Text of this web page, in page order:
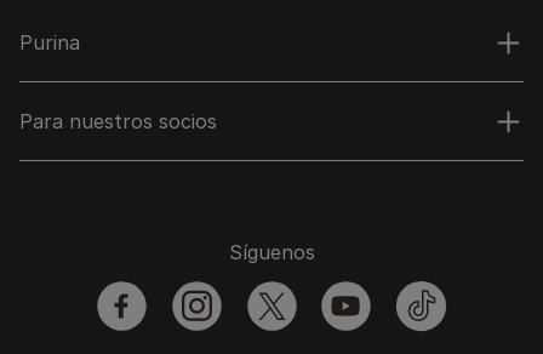
Purina
Para nuestros socios
Síguenos
facebookinstagramtwitter youtubetiktok